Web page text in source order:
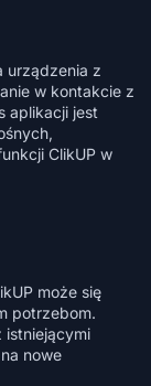
urządzenia z
w kontakcie z
aplikacji jest
ClikUP w
może się
potrzebom.
istniejącymi
nowe